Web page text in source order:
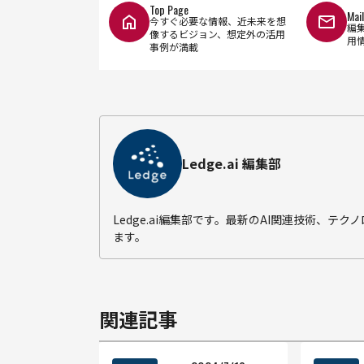
Top Page
今すぐ必要な情報、近未来を想
像するビジョン、想定外の活用
事例が満載
編
用
Ledge.ai 編集部
Ledge.ai編集部です。最新のAI関連技術、テク
ます。
関連記事